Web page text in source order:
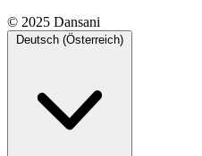
© 2025 Dansani
Deutsch (Österreich)